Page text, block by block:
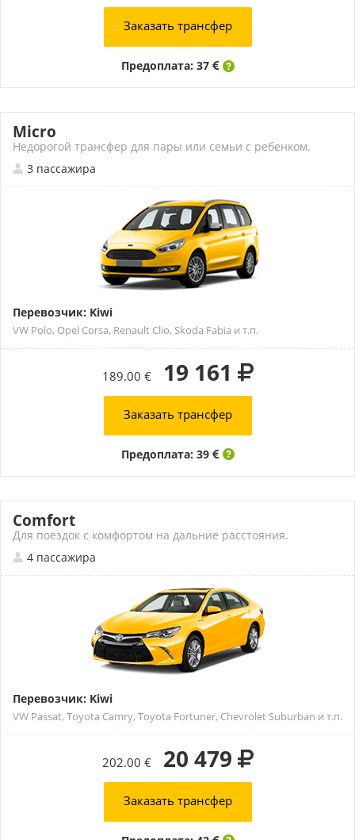
Заказать трансфер
Предоплата: 37
Micro
Недорогой трансфер для пары или семьи с ребенком.
3 пассажира
Перевозчик: Kiwi
VW Polo, Opel Corsa, Renault Clio, Skoda Fabia и т.п.
189.00 € 19 161
Заказать трансфер
Предоплата: 39
Comfort
Для поездок с комфортом на дальние расстояния.
4 пассажира
Перевозчик: Kiwi
VW Passat, Toyota Camry, Toyota Fortuner, Chevrolet Suburban и т.п.
202.00 € 20 479
Заказать трансфер